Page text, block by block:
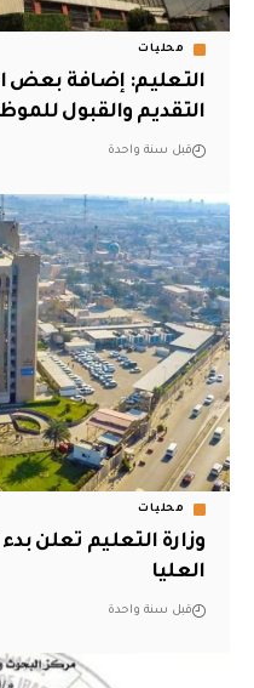
محليات
التعليم: إضافة
التقديم والقبول
قبل سنة واحدة
محليات
وزارة التعليم تعلن
العليا
قبل سنة واحدة